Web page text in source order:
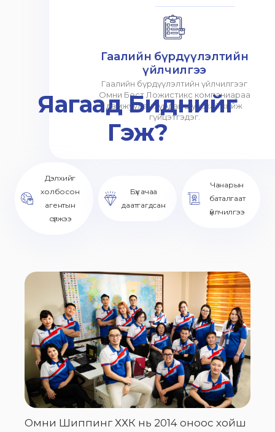
Гаалийн бүрдүүлэлтийн
үйлчилгээ
Гаалийн бүрдүүлэлтийн үйлчилгээг
Омни Бест Ложистикс компаниараа
дамжуулан хурдан шуурхай хийж
гүйцэтгэдэг.
Яагаад Биднийг
Гэж?
Дэлхийг
холбосон
агентын
сүлжээ
Бүх ачаа
даатгагдсан
Чанарын
баталгаат
үйлчилгээ
Омни Шиппинг ХХК нь 2014 оноос хойш